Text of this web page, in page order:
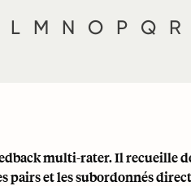
L M N O P Q R
multi-rater. Il recueille
pairs et les subordonnés